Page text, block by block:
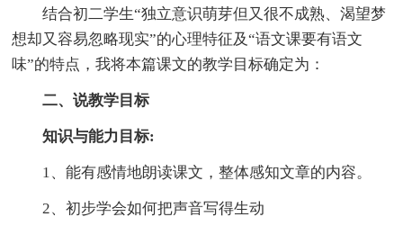
结合初二学生“独立意识萌芽但又很不成熟、渴望梦
想却又容易忽略现实”的心理特征及“语文课要有语文
味”的特点，我将本篇课文的教学目标确定为：
二、说教学目标
知识与能力目标:
1、能有感情地朗读课文，整体感知文章的内容。
2、初步学会如何把声音写得生动